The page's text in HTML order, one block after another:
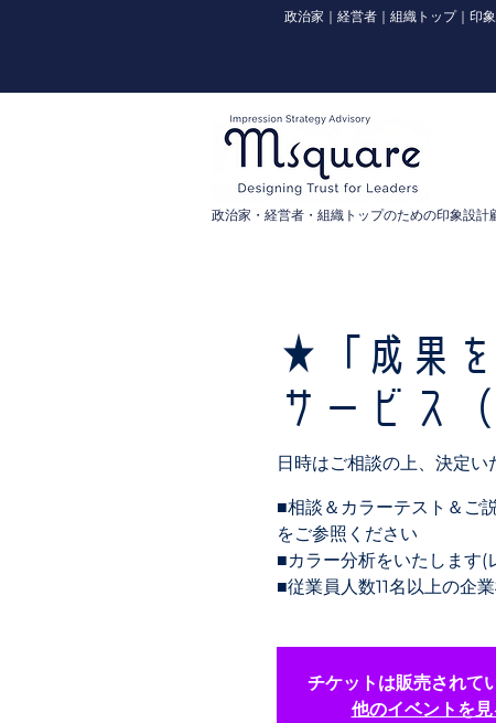
政治家｜経営者｜組織トップ｜印
政治家・経営者・組織トップのための印象設計
★「成果
サービス
日時はご相談の上、決定い
■相談＆カラーテスト＆ご
をご参照ください
■カラー分析をいたします(
■従業員人数11名以上の企
チケットは販売されて
他のイベントを見